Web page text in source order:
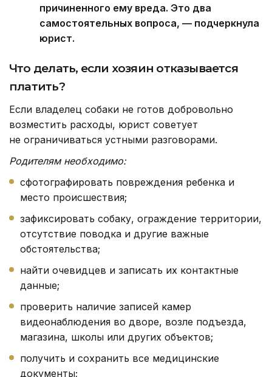
причиненного ему вреда. Это два
самостоятельных вопроса, — подчеркнула
юрист.
Что делать, если хозяин отказывается
платить?
Если владелец собаки не готов добровольно
возместить расходы, юрист советует
не ограничиваться устными разговорами.
Родителям необходимо:
сфотографировать повреждения ребенка и
место происшествия;
зафиксировать собаку, ограждение территории,
отсутствие поводка и другие важные
обстоятельства;
найти очевидцев и записать их контактные
данные;
проверить наличие записей камер
видеонаблюдения во дворе, возле подъезда,
магазина, школы или других объектов;
получить и сохранить все медицинские
документы;